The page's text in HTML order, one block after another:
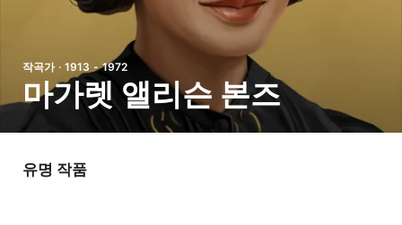
작곡가 · 1913 - 1972
마가렛 앨리슨 본즈
유명 작품